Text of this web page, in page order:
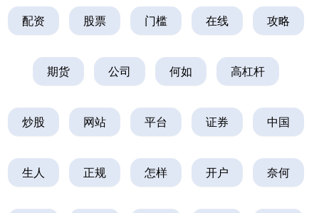
配资 股票 门槛 在线 攻略
期货 公司 何如 高杠杆
炒股 网站 平台 证券 中国
生人 正规 怎样 开户 奈何